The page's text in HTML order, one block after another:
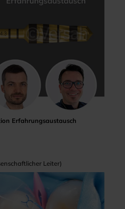
Erfahrungsaustausch
Leiter)